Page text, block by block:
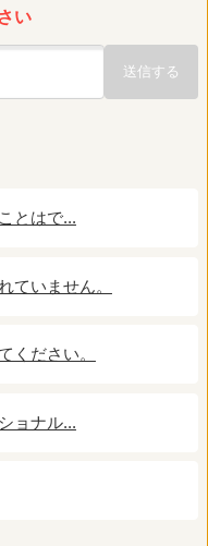
い
とはで...
ていません。
ください。
ョナル...